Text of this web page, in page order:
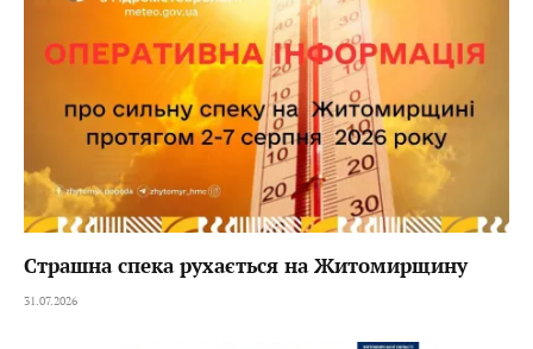
Страшна спека рухається на Житомирщину
31.07.2026